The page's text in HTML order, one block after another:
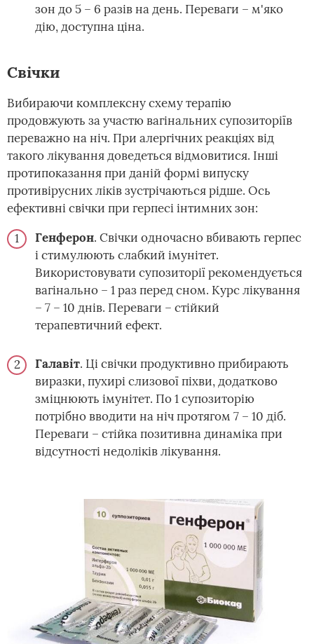
зон до 5 – 6 разів на день. Переваги – м'яко
дію, доступна ціна.
Свічки
Вибираючи комплексну схему терапію
продовжують за участю вагінальних супозиторіїв
переважно на ніч. При алергічних реакціях від
такого лікування доведеться відмовитися. Інші
протипоказання при даній формі випуску
противірусних ліків зустрічаються рідше. Ось
ефективні свічки при герпесі інтимних зон:
Генферон. Свічки одночасно вбивають герпес
і стимулюють слабкий імунітет.
Використовувати супозиторії рекомендується
вагінально – 1 раз перед сном. Курс лікування
– 7 – 10 днів. Переваги – стійкий
терапевтичний ефект.
Галавіт. Ці свічки продуктивно прибирають
виразки, пухирі слизової піхви, додатково
зміцнюють імунітет. По 1 супозиторію
потрібно вводити на ніч протягом 7 – 10 діб.
Переваги – стійка позитивна динаміка при
відсутності недоліків лікування.